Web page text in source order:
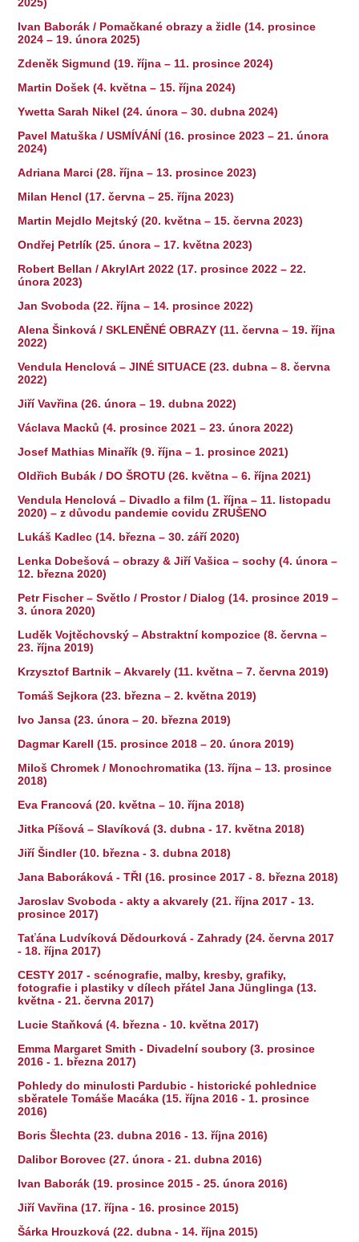
Ivan Baborák / Pomačkané obrazy a židle (14. prosince
2024 – 19. února 2025)
Zdeněk Sigmund (19. října – 11. prosince 2024)
Martin Došek (4. května – 15. října 2024)
Ywetta Sarah Nikel (24. února – 30. dubna 2024)
Pavel Matuška / USMÍVÁNÍ (16. prosince 2023 – 21. února
2024)
Adriana Marci (28. října – 13. prosince 2023)
Milan Hencl (17. června – 25. října 2023)
Martin Mejdlo Mejtský (20. května – 15. června 2023)
Ondřej Petrlík (25. února – 17. května 2023)
Robert Bellan / AkrylArt 2022 (17. prosince 2022 – 22.
února 2023)
Jan Svoboda (22. října – 14. prosince 2022)
Alena Šinková / SKLENĚNÉ OBRAZY (11. června – 19. října
2022)
Vendula Henclová – JINÉ SITUACE (23. dubna – 8. června
2022)
Jiří Vavřina (26. února – 19. dubna 2022)
Václava Macků (4. prosince 2021 – 23. února 2022)
Josef Mathias Minařík (9. října – 1. prosince 2021)
Oldřich Bubák / DO ŠROTU (26. května – 6. října 2021)
Vendula Henclová – Divadlo a film (1. října – 11. listopadu
2020) – z důvodu pandemie covidu ZRUŠENO
Lukáš Kadlec (14. března – 30. září 2020)
Lenka Dobešová – obrazy & Jiří Vašica – sochy (4. února –
12. března 2020)
Petr Fischer – Světlo / Prostor / Dialog (14. prosince 2019 –
3. února 2020)
Luděk Vojtěchovský – Abstraktní kompozice (8. června –
23. října 2019)
Krzysztof Bartnik – Akvarely (11. května – 7. června 2019)
Tomáš Sejkora (23. března – 2. května 2019)
Ivo Jansa (23. února – 20. března 2019)
Dagmar Karell (15. prosince 2018 – 20. února 2019)
Miloš Chromek / Monochromatika (13. října – 13. prosince
2018)
Eva Francová (20. května – 10. října 2018)
Jitka Píšová – Slavíková (3. dubna - 17. května 2018)
Jiří Šindler (10. března - 3. dubna 2018)
Jana Baboráková - TŘI (16. prosince 2017 - 8. března 2018)
Jaroslav Svoboda - akty a akvarely (21. října 2017 - 13.
prosince 2017)
Taťána Ludvíková Dědourková - Zahrady (24. června 2017
- 18. října 2017)
CESTY 2017 - scénografie, malby, kresby, grafiky,
fotografie i plastiky v dílech přátel Jana Jünglinga (13.
května - 21. června 2017)
Lucie Staňková (4. března - 10. května 2017)
Emma Margaret Smith - Divadelní soubory (3. prosince
2016 - 1. března 2017)
Pohledy do minulosti Pardubic - historické pohlednice
sběratele Tomáše Macáka (15. října 2016 - 1. prosince
2016)
Boris Šlechta (23. dubna 2016 - 13. října 2016)
Dalibor Borovec (27. února - 21. dubna 2016)
Ivan Baborák (19. prosince 2015 - 25. února 2016)
Jiří Vavřina (17. října - 16. prosince 2015)
Šárka Hrouzková (22. dubna - 14. října 2015)